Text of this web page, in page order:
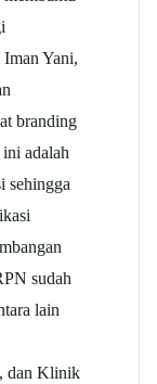
Yani,
branding
adalah
sehingga
sudah
lain
dan Klinik